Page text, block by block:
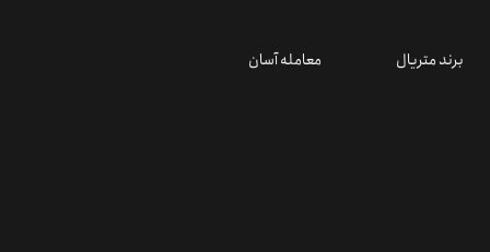
برند متریال معامله آسان